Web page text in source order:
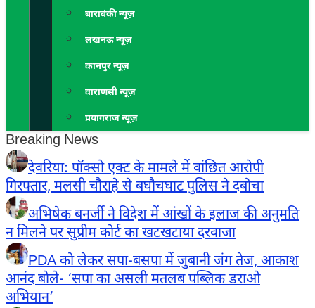
बाराबंकी न्यूज़
लखनऊ न्यूज़
कानपुर न्यूज़
वाराणसी न्यूज़
प्रयागराज न्यूज़
Breaking News
देवरिया: पॉक्सो एक्ट के मामले में वांछित आरोपी
गिरफ्तार, मलसी चौराहे से बघौचघाट पुलिस ने दबोचा
अभिषेक बनर्जी ने विदेश में आंखों के इलाज की अनुमति
न मिलने पर सुप्रीम कोर्ट का खटखटाया दरवाजा
PDA को लेकर सपा-बसपा में जुबानी जंग तेज, आकाश
आनंद बोले- ‘सपा का असली मतलब पब्लिक डराओ
अभियान’